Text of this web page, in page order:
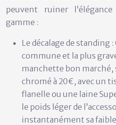
peuvent ruiner
gamme :
Le décalage de standing :
commune et la plus
manchette bon marché,
chromé à 20€, avec un
flanelle ou une laine
le poids léger de
instantanément sa